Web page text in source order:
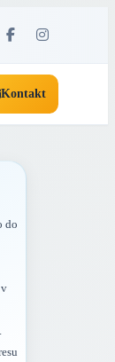
Kontakt
do